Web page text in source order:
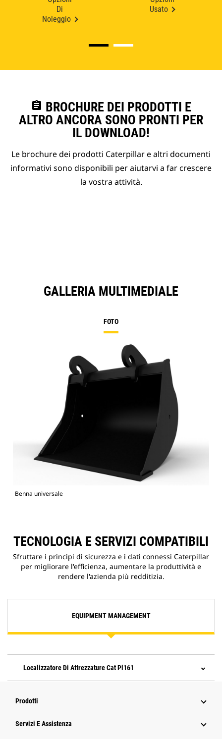
Di
Noleggio
Usato
assignment BROCHURE DEI PRODOTTI E
ALTRO ANCORA SONO PRONTI PER
IL DOWNLOAD!
Le brochure dei prodotti Caterpillar e altri documenti
informativi sono disponibili per aiutarvi a far crescere
la vostra attività.
GALLERIA MULTIMEDIALE
FOTO
Benna universale
TECNOLOGIA E SERVIZI COMPATIBILI
Sfruttare i principi di sicurezza e i dati connessi Caterpillar
per migliorare l'efficienza, aumentare la produttività e
rendere l'azienda più redditizia.
EQUIPMENT MANAGEMENT
Localizzatore Di Attrezzature Cat Pl161
Prodotti
Servizi E Assistenza